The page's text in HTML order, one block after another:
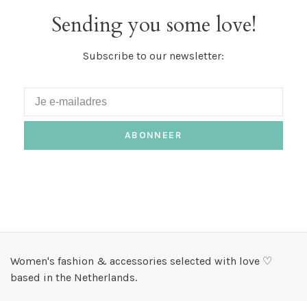
Sending you some love!
Subscribe to our newsletter:
ABONNEER
Women's fashion & accessories selected with love ♡
based in the Netherlands.